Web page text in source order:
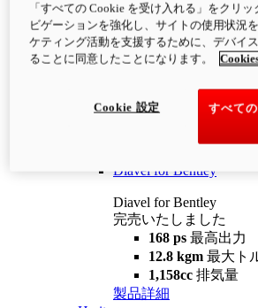
¥4,400,000 i
コンフィギュレーター
newV4 RS 100
12.2 kgm
最大ト
装備重量
Diavel for Bentley
Diavel for Bentley
完売いたしました
168 ps 最高出力
12.8 kgm 最大ト
1,158cc 排気量
製品詳細
「すべての Cookie を受け入れる」をクリ
ビゲーションを強化し、サイトの使用状況
ケティング活動を支援するために、デバイ
ることに同意したことになります。
すべて
Cookie 設定